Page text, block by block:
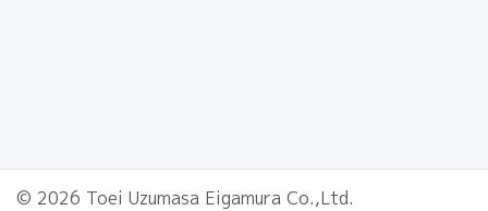
© 2026 Toei Uzumasa Eigamura Co.,Ltd.